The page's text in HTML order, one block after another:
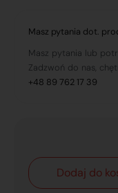
Masz pytania dot.
Masz pytania lub
Zadzwoń do nas,
+48 89 762 17 39
Dodaj do